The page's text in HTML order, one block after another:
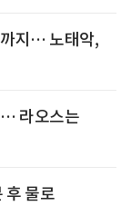
까지… 노태악,
… 라오스는
후 물로